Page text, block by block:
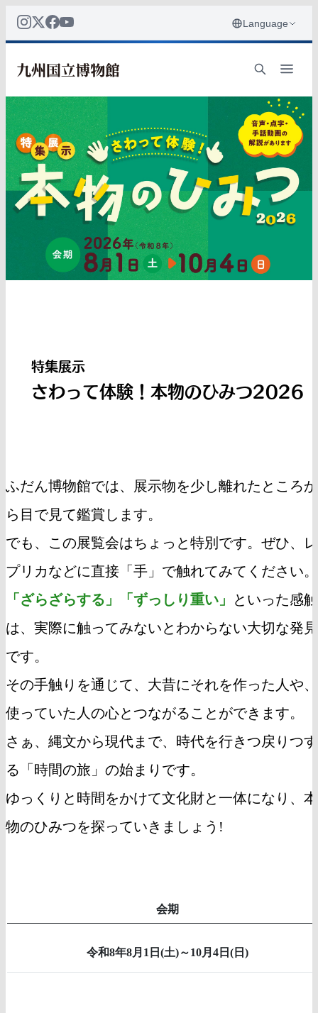
特集展示
さわって体験！本物のひみつ2026
ふだん博物館では、展示物を少し離れたところか
ら目で見て鑑賞します。
でも、この展覧会はちょっと特別です。ぜひ、レ
プリカなどに直接「手」で触れてみてください。
「ざらざらする」「ずっしり重い」
といった感触
は、実際に触ってみないとわからない大切な発見
です。
その手触りを通じて、大昔にそれを作った人や、
使っていた人の心とつながることができます。
さぁ、縄文から現代まで、時代を行きつ戻りつす
る「時間の旅」の始まりです。
ゆっくりと時間をかけて文化財と一体になり、本
物のひみつを探っていきましょう!
会期
令和8年8月1日(土)～10月4日(日)